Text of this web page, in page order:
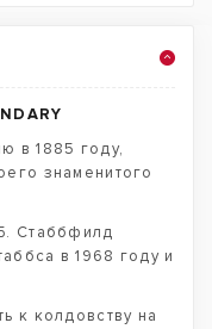
в 1885 году,
знаменитого
Стаббфилд
в 1968 году и
к колдовству на